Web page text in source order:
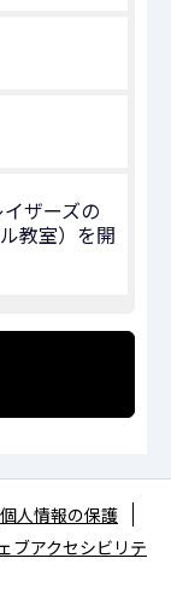
ザーズの
教室）を開
個人情報の保護
ブアクセシビリテ